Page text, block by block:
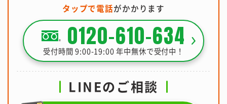
タップで電話がかかります
0120-610-634
受付時間 9:00-19:00 年中無休で受付中！
LINEのご相談